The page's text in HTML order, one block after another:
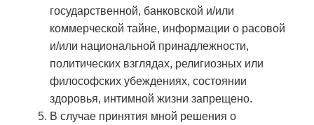
государственной, банковской и/или
коммерческой тайне, информации о расовой
и/или национальной принадлежности,
политических взглядах, религиозных или
философских убеждениях, состоянии
здоровья, интимной жизни запрещено.
В случае принятия мной решения о